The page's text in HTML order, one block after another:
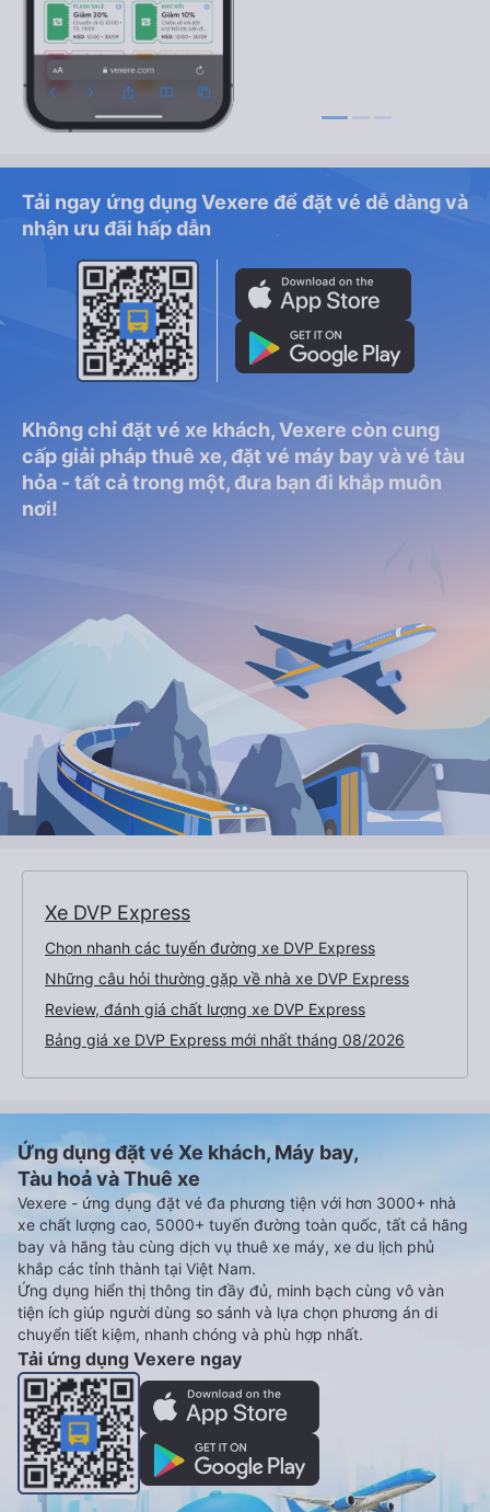
Tải ngay ứng dụng Vexere để đặt vé dễ dàng và
nhận ưu đãi hấp dẫn
Không chỉ đặt vé xe khách, Vexere còn cung
cấp giải pháp thuê xe, đặt vé máy bay và vé tàu
hỏa - tất cả trong một, đưa bạn đi khắp muôn
nơi!
Xe DVP Express
Chọn nhanh các tuyến đường xe DVP Express
Những câu hỏi thường gặp về nhà xe DVP Express
Review, đánh giá chất lượng xe DVP Express
Bảng giá xe DVP Express mới nhất tháng 08/2026
Ứng dụng đặt vé Xe khách, Máy bay,
Tàu hoả và Thuê xe
Vexere - ứng dụng đặt vé đa phương tiện với hơn 3000+ nhà
xe chất lượng cao, 5000+ tuyến đường toàn quốc, tất cả hãng
bay và hãng tàu cùng dịch vụ thuê xe máy, xe du lịch phủ
khắp các tỉnh thành tại Việt Nam.
Ứng dụng hiển thị thông tin đầy đủ, minh bạch cùng vô vàn
tiện ích giúp người dùng so sánh và lựa chọn phương án di
chuyển tiết kiệm, nhanh chóng và phù hợp nhất.
Tải ứng dụng Vexere ngay